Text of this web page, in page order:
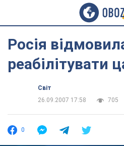
Росія
реабілітувати
Світ
26.09.2007 17:58
705
0